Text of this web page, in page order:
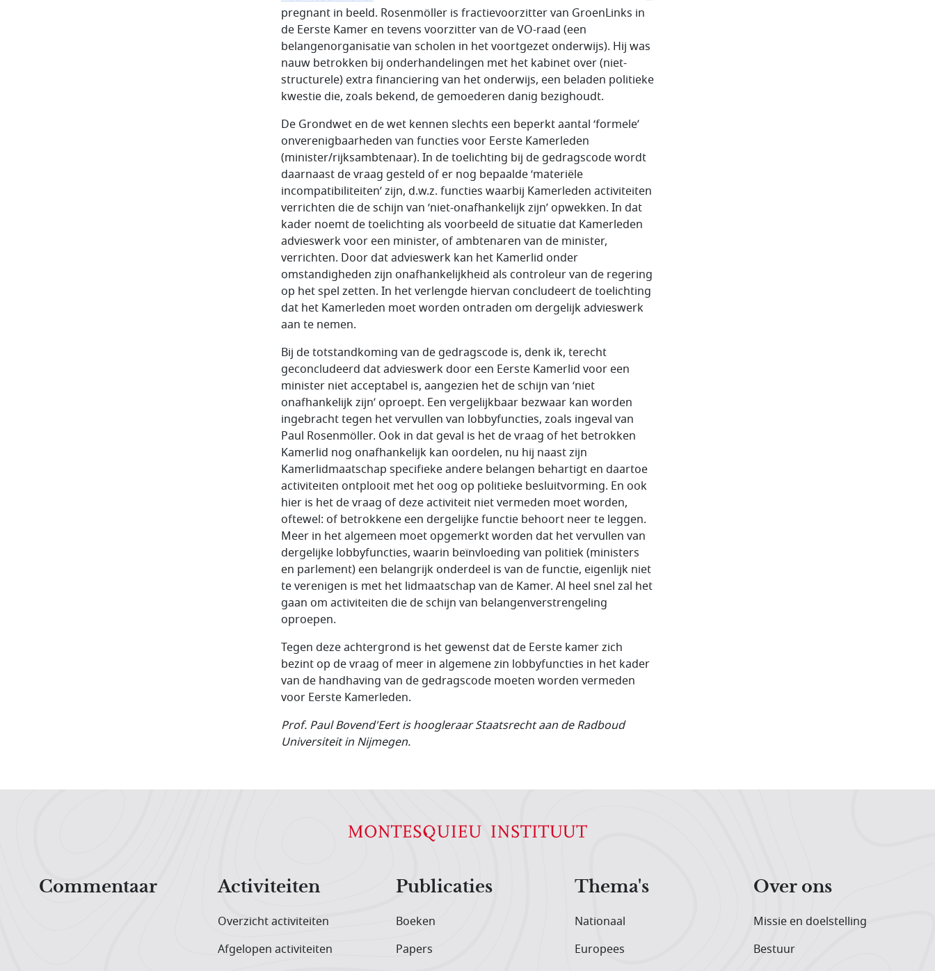
pregnant in beeld. Rosenmöller is fractievoorzitter van GroenLinks in
de Eerste Kamer en tevens voorzitter van de VO-raad (een
belangenorganisatie van scholen in het voortgezet onderwijs). Hij was
nauw betrokken bij onderhandelingen met het kabinet over (niet-
structurele) extra financiering van het onderwijs, een beladen politieke
kwestie die, zoals bekend, de gemoederen danig bezighoudt.
De Grondwet en de wet kennen slechts een beperkt aantal ‘formele’
onverenigbaarheden van functies voor Eerste Kamerleden
(minister/rijksambtenaar). In de toelichting bij de gedragscode wordt
daarnaast de vraag gesteld of er nog bepaalde ‘materiële
incompatibiliteiten’ zijn, d.w.z. functies waarbij Kamerleden activiteiten
verrichten die de schijn van ‘niet-onafhankelijk zijn’ opwekken. In dat
kader noemt de toelichting als voorbeeld de situatie dat Kamerleden
advieswerk voor een minister, of ambtenaren van de minister,
verrichten. Door dat advieswerk kan het Kamerlid onder
omstandigheden zijn onafhankelijkheid als controleur van de regering
op het spel zetten. In het verlengde hiervan concludeert de toelichting
dat het Kamerleden moet worden ontraden om dergelijk advieswerk
aan te nemen.
Bij de totstandkoming van de gedragscode is, denk ik, terecht
geconcludeerd dat advieswerk door een Eerste Kamerlid voor een
minister niet acceptabel is, aangezien het de schijn van ‘niet
onafhankelijk zijn’ oproept. Een vergelijkbaar bezwaar kan worden
ingebracht tegen het vervullen van lobbyfuncties, zoals ingeval van
Paul Rosenmöller. Ook in dat geval is het de vraag of het betrokken
Kamerlid nog onafhankelijk kan oordelen, nu hij naast zijn
Kamerlidmaatschap specifieke andere belangen behartigt en daartoe
activiteiten ontplooit met het oog op politieke besluitvorming. En ook
hier is het de vraag of deze activiteit niet vermeden moet worden,
oftewel: of betrokkene een dergelijke functie behoort neer te leggen.
Meer in het algemeen moet opgemerkt worden dat het vervullen van
dergelijke lobbyfuncties, waarin beïnvloeding van politiek (ministers
en parlement) een belangrijk onderdeel is van de functie, eigenlijk niet
te verenigen is met het lidmaatschap van de Kamer. Al heel snel zal het
gaan om activiteiten die de schijn van belangenverstrengeling
oproepen.
Tegen deze achtergrond is het gewenst dat de Eerste kamer zich
bezint op de vraag of meer in algemene zin lobbyfuncties in het kader
van de handhaving van de gedragscode moeten worden vermeden
voor Eerste Kamerleden.
Prof. Paul Bovend'Eert is hoogleraar Staatsrecht aan de Radboud
Universiteit in Nijmegen.
Commentaar
Activiteiten
Overzicht activiteiten
Afgelopen activiteiten
Publicaties
Boeken
Papers
Thema's
Nationaal
Europees
Over ons
Missie en doelstelling
Bestuur